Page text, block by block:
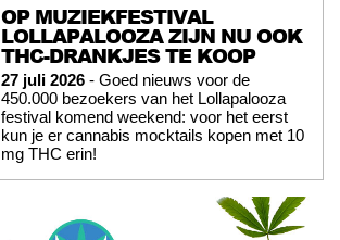
OP MUZIEKFESTIVAL
LOLLAPALOOZA ZIJN NU OOK
THC-DRANKJES TE KOOP
27 juli 2026 - Goed nieuws voor de
450.000 bezoekers van het Lollapalooza
festival komend weekend: voor het eerst
kun je er cannabis mocktails kopen met 10
mg THC erin!